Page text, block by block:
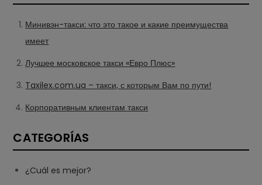
Минивэн-такси: что это такое и какие преимущества
имеет
Лучшее московское такси «Евро Плюс»
Taxilex.com.ua – такси, с которым Вам по пути!
Корпоративным клиентам такси
CATEGORÍAS
¿Cuál es mejor?